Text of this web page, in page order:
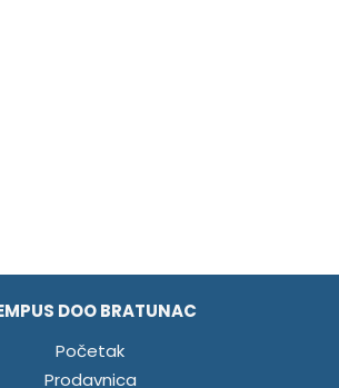
DOO BRATUNAC
Početak
Prodavnica